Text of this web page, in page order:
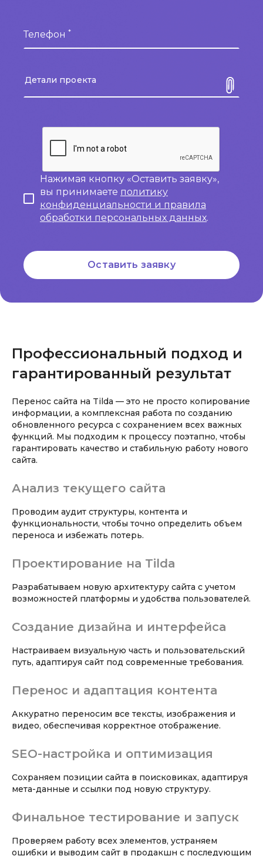
Телефон *
Нажимая кнопку «Оставить заявку»,
вы принимаете политику
конфиденциальности и правила
обработки персональных данных.
Оставить заявку
Профессиональный подход и
гарантированный результат
Перенос сайта на Tilda — это не просто копирование
информации, а комплексная работа по созданию
обновленного ресурса с сохранением всех важных
функций. Мы подходим к процессу поэтапно, чтобы
гарантировать качество и стабильную работу нового
сайта.
Анализ текущего сайта
Проводим аудит структуры, контента и
функциональности, чтобы точно определить объем
переноса и избежать потерь.
Проектирование на Tilda
Разрабатываем новую архитектуру сайта с учетом
возможностей платформы и удобства пользователей.
Создание дизайна и интерфейса
Настраиваем визуальную часть и пользовательский
путь, адаптируя сайт под современные требования.
Перенос и адаптация контента
Аккуратно переносим все тексты, изображения и
видео, обеспечивая корректное отображение.
SEO-настройка и оптимизация
Сохраняем позиции сайта в поисковиках, адаптируя
мета-данные и ссылки под новую структуру.
Финальное тестирование и запуск
Проверяем работу всех элементов, устраняем
ошибки и выводим сайт в продакшн с последующим